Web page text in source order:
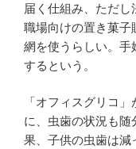
届く仕組み、ただ
職場向けの置き菓子
網を使うらしい。手
するという。
「オフィスグリコ
に、虫歯の状況も
果、子供の虫歯は減